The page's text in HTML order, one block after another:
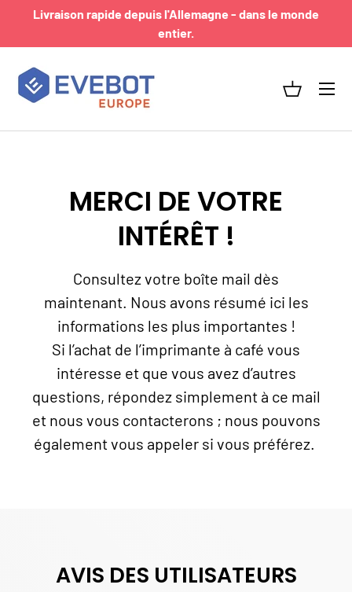
Livraison rapide depuis l'Allemagne - dans le monde
entier.
Panier
Menu
MERCI DE VOTRE
INTÉRÊT !
Consultez votre boîte mail dès
maintenant. Nous avons résumé ici les
informations les plus importantes !
Si l’achat de l’imprimante à café vous
intéresse et que vous avez d’autres
questions, répondez simplement à ce mail
et nous vous contacterons ; nous pouvons
également vous appeler si vous préférez.
AVIS DES UTILISATEURS